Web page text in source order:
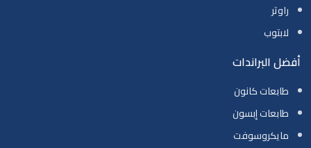
راوتر
لابتوب
أفضل البراندات
طابعات كانون
طابعات إبسون
مايكروسوفت